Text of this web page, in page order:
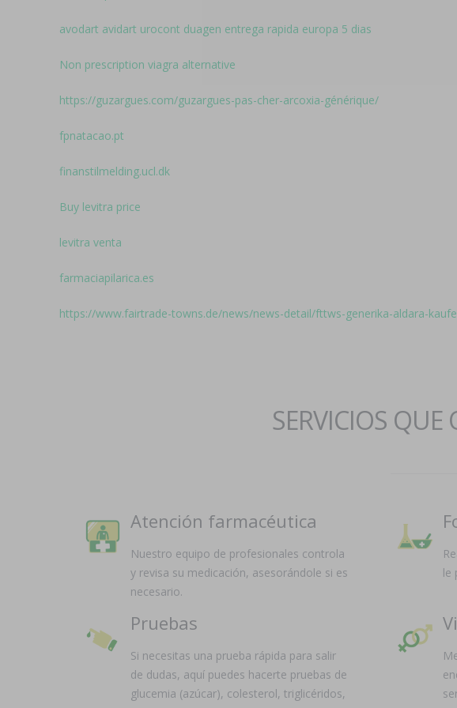
avodart avidart urocont duagen entrega rapida europa 5 dias
Non prescription viagra alternative
https://guzargues.com/guzargues-pas-cher-arcoxia-générique/
fpnatacao.pt
finanstilmelding.ucl.dk
Buy levitra price
levitra venta
farmaciapilarica.es
https://www.fairtrade-towns.de/news/news-detail/fttws-generika-aldara-
SERVICIOS QUE
Atención farmacéutica
Nuestro equipo de profesionales controla
y revisa su medicación, asesorándole si es
necesario.
le
Pruebas
Si necesitas una prueba rápida para salir
de dudas, aquí puedes hacerte pruebas de
glucemia (azúcar), colesterol, triglicéridos,